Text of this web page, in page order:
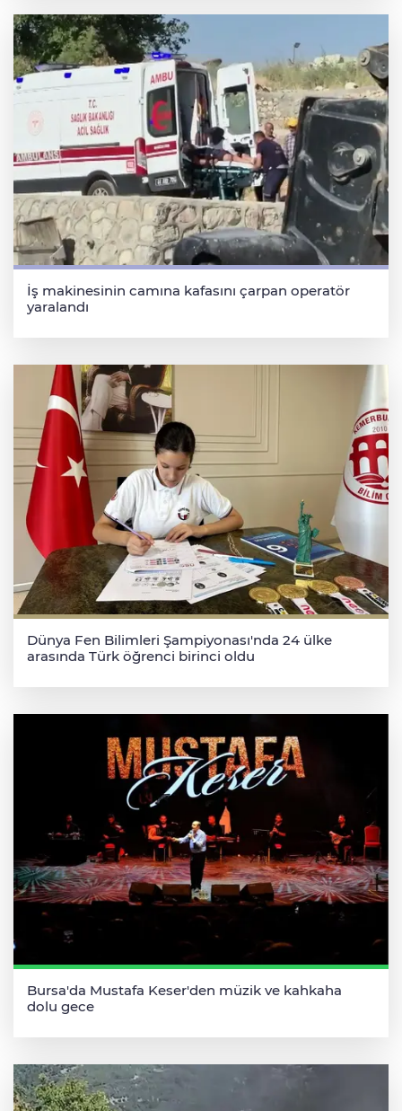
İş makinesinin camına kafasını çarpan operatör
yaralandı
Dünya Fen Bilimleri Şampiyonası'nda 24 ülke
arasında Türk öğrenci birinci oldu
Bursa'da Mustafa Keser'den müzik ve kahkaha
dolu gece